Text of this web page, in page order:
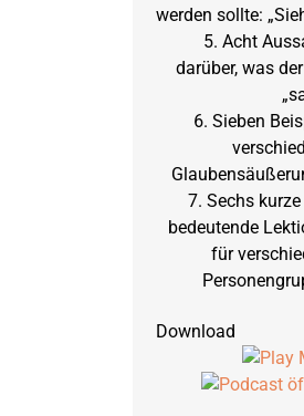
werden sollte:
5. Acht
darüber, was
6. Sieben
7. Sechs
bedeutende
für